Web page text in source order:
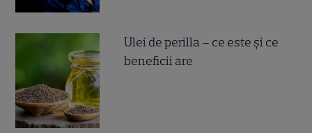
Ulei de perilla – ce este și ce
beneficii are